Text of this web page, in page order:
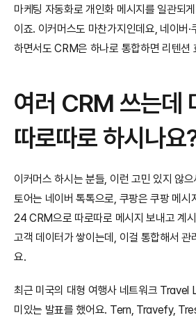
마케팅 자동화로 개인화 메시지를 일관되
이죠. 이커머스도 마찬가지인데요, 네이버·
하면서도 CRM은 하나로 통합하면 리텐션
여러 CRM 쓰는데
따로따로 하시나요
이커머스 하시는 분들, 이런 고민 있지 않
토어는 네이버 톡톡으로, 쿠팡은 쿠팡 메시
24 CRM으로 따로따로 메시지 보내고 계
고객 데이터가 쌓이는데, 이걸 통합해서 관
요.
최근 미국의 대형 여행사 네트워크
미있는 발표를 했어요. Tern, Travefy,